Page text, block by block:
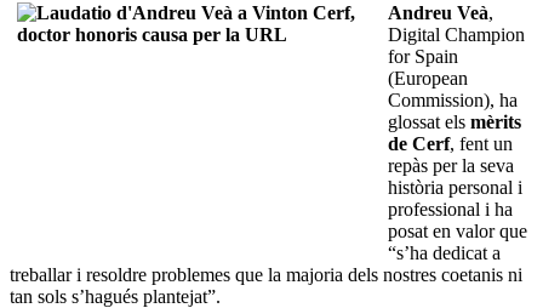
Andreu Veà,
Digital Champion
for Spain
(European
Commission), ha
glossat els mèrits
de Cerf, fent un
repàs per la seva
història personal i
professional i ha
posat en valor que
“s’ha dedicat a
treballar i resoldre problemes que la majoria dels nostres coetanis ni
tan sols s’hagués plantejat”.